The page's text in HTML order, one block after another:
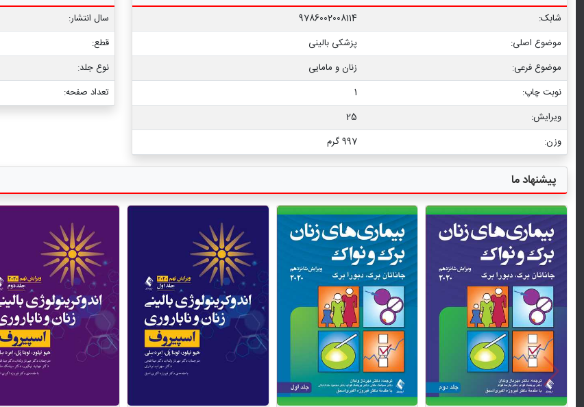
شابک:
9786002008114
موضوع اصلی:
پزشکی بالینی
موضوع فرعی:
زنان و مامایی
نوبت چاپ:
1
ویرایش:
25
وزن:
997 گرم
سال انتشار:
قطع:
نوع جلد:
تعداد صفحه:
پیشنهاد ما